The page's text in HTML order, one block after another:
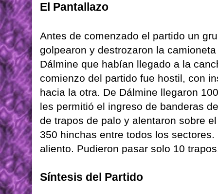
El Pantallazo
Antes de comenzado el partido un
golpearon y destrozaron la
Dálmine que habían llegado a la
comienzo del partido fue hostil, con
hacia la otra. De Dálmine llegaron
les permitió el ingreso de banderas
de trapos de palo y alentaron sobre
350 hinchas entre todos los
aliento. Pudieron pasar solo 10
Síntesis del Partido